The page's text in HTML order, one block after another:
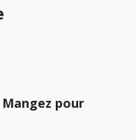
pour